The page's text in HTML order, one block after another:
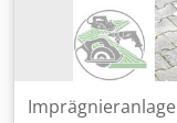
Imprägnieranlage